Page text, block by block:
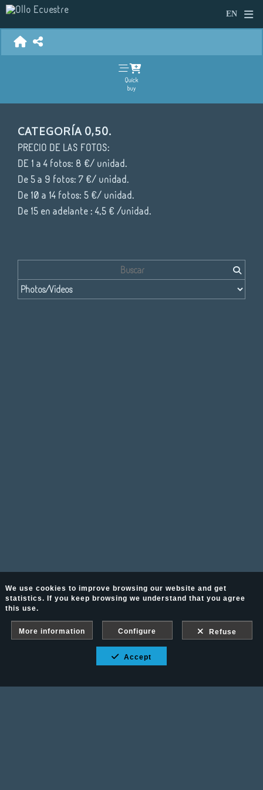
Quick
buy
CATEGORÍA 0,50.
PRECIO DE LAS FOTOS:
DE 1 a 4 fotos: 8 €/ unidad.
De 5 a 9 fotos: 7 €/ unidad.
De 10 a 14 fotos: 5 €/ unidad.
De 15 en adelante : 4,5 € /unidad.
We use cookies to improve browsing our website and get
statistics. If you keep browsing we understand that you agree
this use.
More information Configure Refuse
Accept